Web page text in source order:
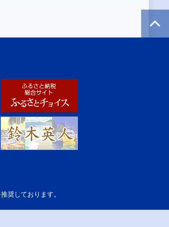
奨しております。